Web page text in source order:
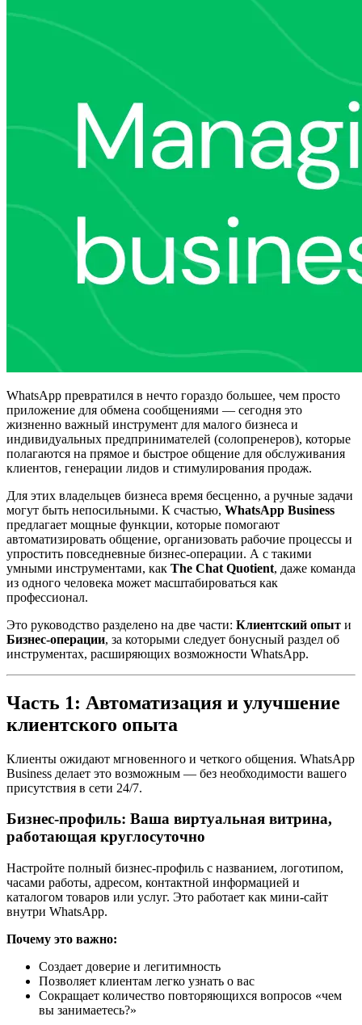
WhatsApp превратился в нечто гораздо большее, чем просто
приложение для обмена сообщениями — сегодня это
жизненно важный инструмент для малого бизнеса и
индивидуальных предпринимателей (солопренеров), которые
полагаются на прямое и быстрое общение для обслуживания
клиентов, генерации лидов и стимулирования продаж.
Для этих владельцев бизнеса время бесценно, а ручные задачи
могут быть непосильными. К счастью, WhatsApp Business
предлагает мощные функции, которые помогают
автоматизировать общение, организовать рабочие процессы и
упростить повседневные бизнес-операции. А с такими
умными инструментами, как The Chat Quotient, даже команда
из одного человека может масштабироваться как
профессионал.
Это руководство разделено на две части: Клиентский опыт и
Бизнес-операции, за которыми следует бонусный раздел об
инструментах, расширяющих возможности WhatsApp.
Часть 1: Автоматизация и улучшение
клиентского опыта
Клиенты ожидают мгновенного и четкого общения. WhatsApp
Business делает это возможным — без необходимости вашего
присутствия в сети 24/7.
Бизнес-профиль: Ваша виртуальная витрина,
работающая круглосуточно
Настройте полный бизнес-профиль с названием, логотипом,
часами работы, адресом, контактной информацией и
каталогом товаров или услуг. Это работает как мини-сайт
внутри WhatsApp.
Почему это важно:
Создает доверие и легитимность
Позволяет клиентам легко узнать о вас
Сокращает количество повторяющихся вопросов «чем
вы занимаетесь?»